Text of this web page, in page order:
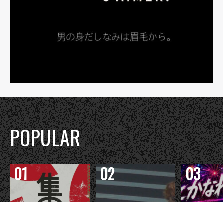
POPULAR